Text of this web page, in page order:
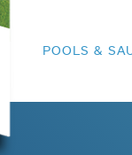
POOLS &